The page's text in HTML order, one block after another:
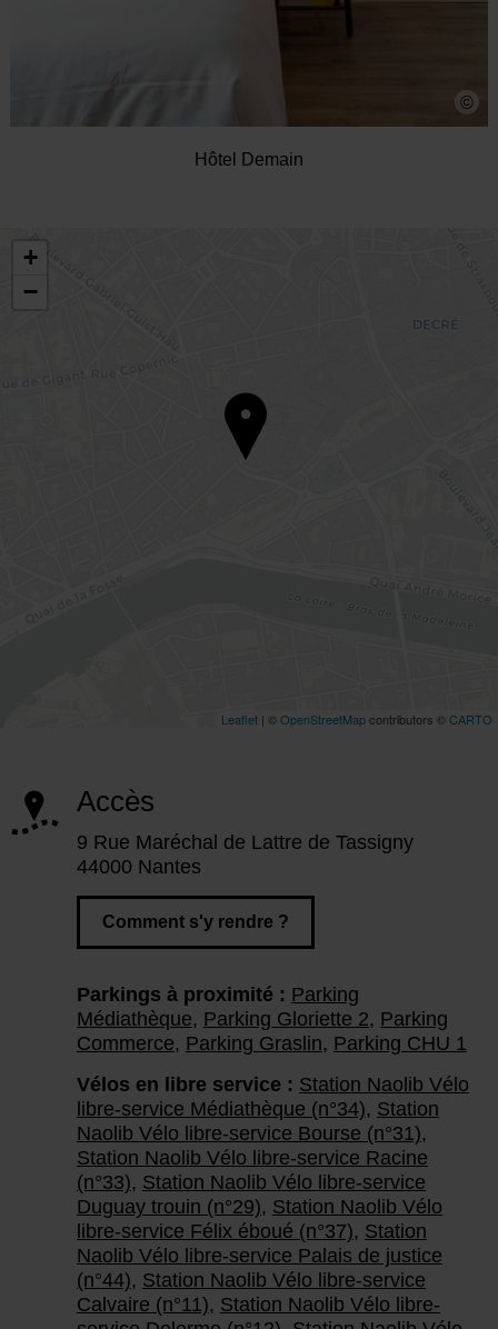
©
Hôtel Demain
Accès
9 Rue Maréchal de Lattre de Tassigny
44000 Nantes
Comment s'y rendre ?
Parkings à proximité : Parking
Médiathèque, Parking Gloriette 2, Parking
Commerce, Parking Graslin, Parking CHU 1
Vélos en libre service : Station Naolib Vélo
libre-service Médiathèque (n°34), Station
Naolib Vélo libre-service Bourse (n°31),
Station Naolib Vélo libre-service Racine
(n°33), Station Naolib Vélo libre-service
Duguay trouin (n°29), Station Naolib Vélo
libre-service Félix éboué (n°37), Station
Naolib Vélo libre-service Palais de justice
(n°44), Station Naolib Vélo libre-service
Calvaire (n°11), Station Naolib Vélo libre-